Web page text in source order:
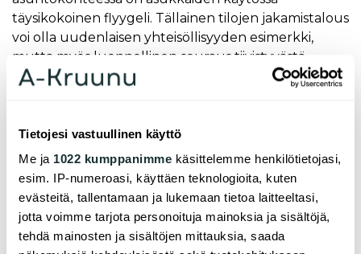
Tietojesi vastuullinen käyttö
Me ja 1022 kumppanimme käsittelemme henkilötietojasi,
esim. IP-numeroasi, käyttäen teknologioita, kuten
evästeitä, tallentamaan ja lukemaan tietoa laitteeltasi,
jotta voimme tarjota personoituja mainoksia ja sisältöjä,
tehdä mainosten ja sisältöjen mittauksia, saada
täysikokoinen flyygeli. Tällainen tilojen jakamistalous
voi olla uudenlaisen yhteisöllisyyden esimerkki,
mutta myös luonnollinen seuraus tiivistyvästä
kaupunkiasumisesta.
ja ilmenemistapaa, joista kimppa-asuminen on vain
yksi. On mainiota, että kimppa-asumista helpotetaan
ja vielä auttamalla asukkaita löytämään itselleen
sopivia kämppiksiä – mahdollisuus valita kämppis
onkin tutkitusti tärkeä tekijä
. Mutta samalla
vuokranantajien on otettava koppia entistä